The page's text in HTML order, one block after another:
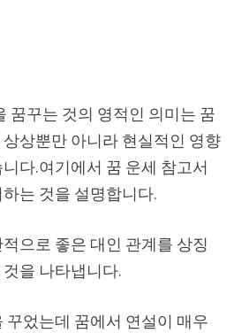
꿈꾸는 것의 영적인 의미는 꿈
상뿐만 아니라 현실적인 영향
다.여기에서 꿈 운세 참고서
는 것을 설명합니다.
으로 좋은 대인 관계를 상징
을 나타냅니다.
꾸었는데 꿈에서 연설이 매우